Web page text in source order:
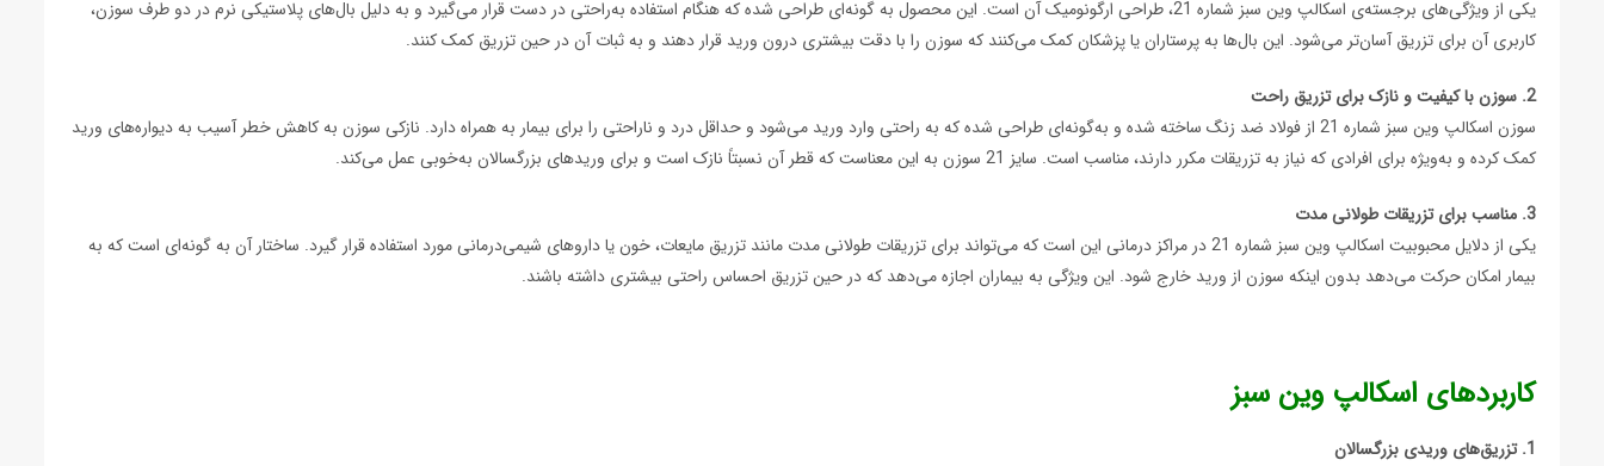
یکی از ویژگی‌های برجسته‌ی اسکالپ وین سبز شماره 21، طراحی ارگونومیک آن است. این محصول به گونه‌ای طراحی شده که هنگام استفاده به‌راحتی در دست قرار می‌گیرد و به دلیل بال‌های پلاستیکی نرم در دو طرف سوزن،
کاربری آن برای تزریق آسان‌تر می‌شود. این بال‌ها به پرستاران یا پزشکان کمک می‌کنند که سوزن را با دقت بیشتری درون ورید قرار دهند و به ثبات آن در حین تزریق کمک کنند.
2. سوزن با کیفیت و نازک برای تزریق راحت
سوزن اسکالپ وین سبز شماره 21 از فولاد ضد زنگ ساخته شده و به‌گونه‌ای طراحی شده که به راحتی وارد ورید می‌شود و حداقل درد و ناراحتی را برای بیمار به همراه دارد. نازکی سوزن به کاهش خطر آسیب به دیواره‌های ورید
کمک کرده و به‌ویژه برای افرادی که نیاز به تزریقات مکرر دارند، مناسب است. سایز 21 سوزن به این معناست که قطر آن نسبتاً نازک است و برای وریدهای بزرگسالان به‌خوبی عمل می‌کند.
3. مناسب برای تزریقات طولانی مدت
یکی از دلایل محبوبیت اسکالپ وین سبز شماره 21 در مراکز درمانی این است که می‌تواند برای تزریقات طولانی مدت مانند تزریق مایعات، خون یا داروهای شیمی‌درمانی مورد استفاده قرار گیرد. ساختار آن به گونه‌ای است که به
بیمار امکان حرکت می‌دهد بدون اینکه سوزن از ورید خارج شود. این ویژگی به بیماران اجازه می‌دهد که در حین تزریق احساس راحتی بیشتری داشته باشند.
کاربردهای اسکالپ وین سبز
1. تزریق‌های وریدی بزرگسالان